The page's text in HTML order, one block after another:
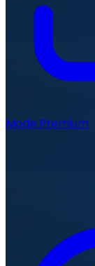
Mode Premium